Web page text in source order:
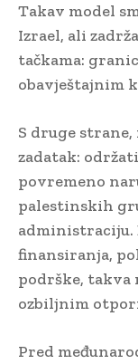
Takav model
Izrael, ali
tačkama:
obavještajnim
S druge
zadatak:
povremeno
palestinskih
administraciju.
finansiranja,
podrške, takva
ozbiljnim
Pred